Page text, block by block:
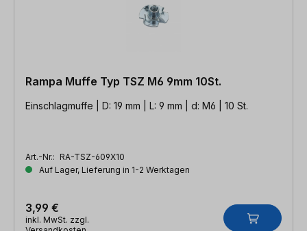
Rampa Muffe Typ TSZ M6 9mm 10St.
Einschlagmuffe | D: 19 mm | L: 9 mm | d: M6 | 10 St.
Art.-Nr.: RA-TSZ-609X10
Auf Lager, Lieferung in 1-2 Werktagen
3,99 €
inkl. MwSt. zzgl.